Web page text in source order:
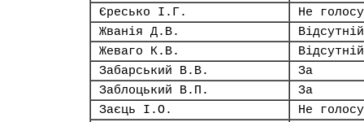
Єресько І.Г.
Не
Жванія Д.В.
Відсутній
Жеваго К.В.
Відсутній
Забарський В.В.
За
Заблоцький В.П.
За
Заєць І.О.
Не